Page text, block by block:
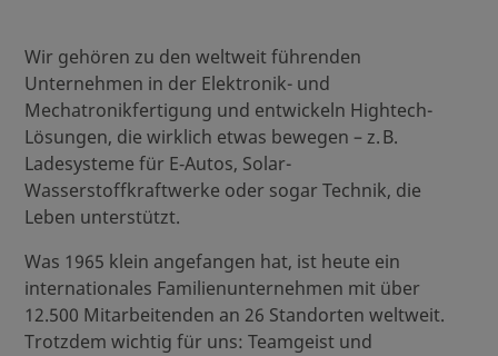
Wir gehören zu den weltweit führenden
Unternehmen in der Elektronik- und
Mechatronikfertigung und entwickeln Hightech-
Lösungen, die wirklich etwas bewegen – z. B.
Ladesysteme für E‑Autos, Solar-
Wasserstoffkraftwerke oder sogar Technik, die
Leben unterstützt.
Was 1965 klein angefangen hat, ist heute ein
internationales Familienunternehmen mit über
12.500 Mitarbeitenden an 26 Standorten weltweit.
Trotzdem wichtig für uns: Teamgeist und